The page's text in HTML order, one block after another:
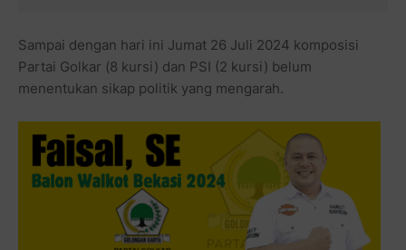
Sampai dengan hari ini Jumat 26 Juli 2024 komposisi
Partai Golkar (8 kursi) dan PSI (2 kursi) belum
menentukan sikap politik yang mengarah.